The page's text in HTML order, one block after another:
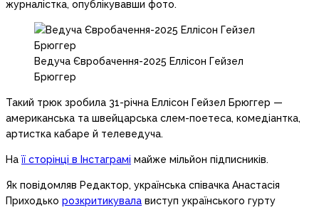
журналістка, опублікувавши фото.
Ведуча Євробачення-2025 Еллісон Гейзел
Брюггер
Такий трюк зробила 31-річна Еллісон Гейзел Брюггер —
американська та швейцарська слем-поетеса, комедіантка,
артистка кабаре й телеведуча.
Наїї сторінці в Інстаграмі майже мільйон підписників.
Як повідомляв Редактор, українська співачка Анастасія
Приходько розкритикувала виступ українського гурту